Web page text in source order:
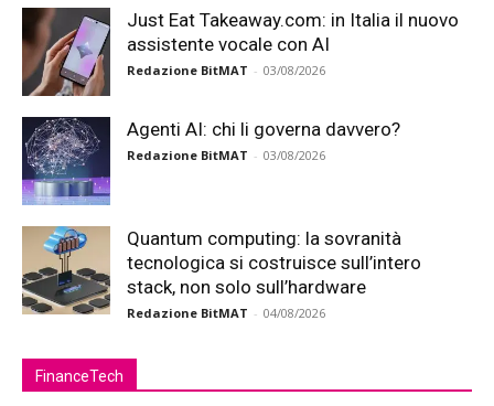
Just Eat Takeaway.com: in Italia il nuovo
assistente vocale con AI
Redazione BitMAT - 03/08/2026
Agenti AI: chi li governa davvero?
Redazione BitMAT - 03/08/2026
Quantum computing: la sovranità
tecnologica si costruisce sull’intero
stack, non solo sull’hardware
Redazione BitMAT - 04/08/2026
FinanceTech